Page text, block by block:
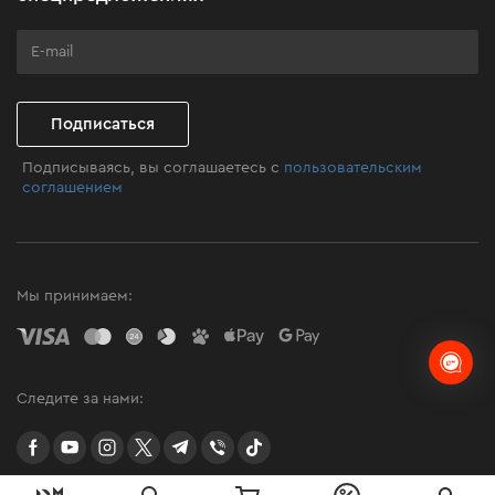
Клуб мастерства
Подписаться
Подписываясь, вы соглашаетесь с пользовательским
соглашением
Мы принимаем:
Следите за нами:
facebookyoutubeinstagramtwittertelegram
Viber TikTok